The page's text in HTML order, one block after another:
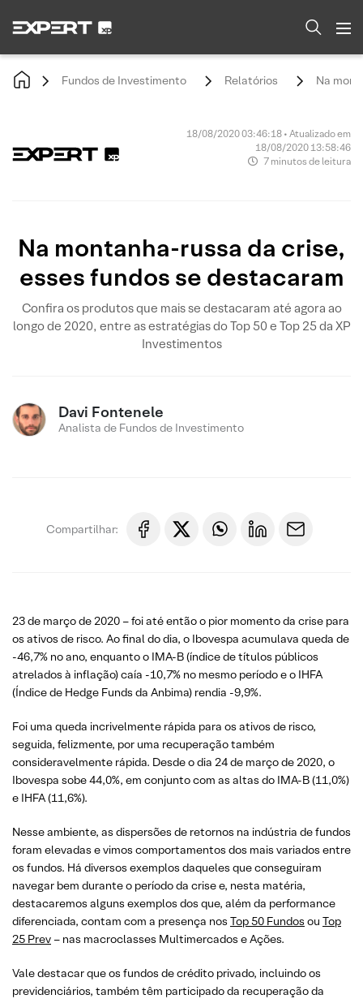
Fundos de Investimento Relatórios Na
18/08/2020 03:46:18 • Atualizado em
18/08/2020 13:58:46
7 minutos de leitura
Na montanha-russa da crise,
esses fundos se destacaram
Confira os produtos que mais se destacaram até agora ao
longo de 2020, entre as estratégias do Top 50 e Top 25 da XP
Investimentos
Davi Fontenele
Analista de Fundos de Investimento
Compartilhar:
23 de março de 2020 – foi até então o pior momento da crise para
os ativos de risco. Ao final do dia, o Ibovespa acumulava queda de
-46,7% no ano, enquanto o IMA-B (índice de títulos públicos
atrelados à inflação) caía -10,7% no mesmo período e o IHFA
(Índice de Hedge Funds da Anbima) rendia -9,9%.
Foi uma queda incrivelmente rápida para os ativos de risco,
seguida, felizmente, por uma recuperação também
consideravelmente rápida. Desde o dia 24 de março de 2020, o
Ibovespa sobe 44,0%, em conjunto com as altas do IMA-B (11,0%)
e IHFA (11,6%).
Nesse ambiente, as dispersões de retornos na indústria de fundos
foram elevadas e vimos comportamentos dos mais variados entre
os fundos. Há diversos exemplos daqueles que conseguiram
navegar bem durante o período da crise e, nesta matéria,
destacaremos alguns exemplos dos que, além da performance
diferenciada, contam com a presença nos Top 50 Fundos ou Top
25 Prev – nas macroclasses Multimercados e Ações.
Vale destacar que os fundos de crédito privado, incluindo os
previdenciários, também têm participado da recuperação da